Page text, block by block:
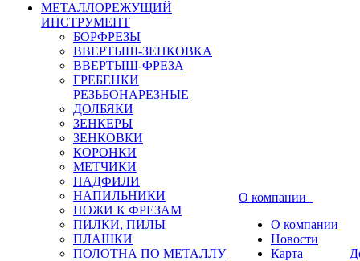
МЕТАЛЛОРЕЖУЩИЙ
ИНСТРУМЕНТ
БОРФРЕЗЫ
ВВЕРТЫШ-ЗЕНКОВКА
ВВЕРТЫШ-ФРЕЗА
ГРЕБЕНКИ
РЕЗЬБОНАРЕЗНЫЕ
ДОЛБЯКИ
ЗЕНКЕРЫ
ЗЕНКОВКИ
КОРОНКИ
МЕТЧИКИ
НАДФИЛИ
НАПИЛЬНИКИ
НОЖИ К ФРЕЗАМ
ПИЛКИ, ПИЛЫ
ПЛАШКИ
ПОЛОТНА ПО МЕТАЛЛУ
О компании
О компании
Новости
Карта